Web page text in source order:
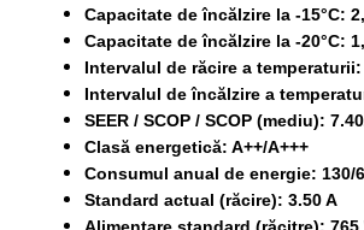
Capacitate de încălzire la -15°C:
Capacitate de încălzire la -20°C:
Intervalul de răcire a temperaturii:
Intervalul de încălzire a
SEER / SCOP / SCOP (mediu):
Clasă energetică: A++/A+++
Consumul anual de energie: 130/
Standard actual (răcire): 3.50 A